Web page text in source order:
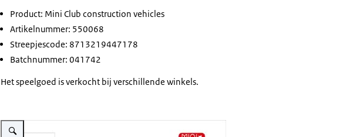
Product: Mini Club construction vehicles
Artikelnummer: 550068
Streepjescode: 8713219447178
Batchnummer: 041742
Het speelgoed is verkocht bij verschillende winkels.
Vergroot afbeelding Mini Club construction vehicles